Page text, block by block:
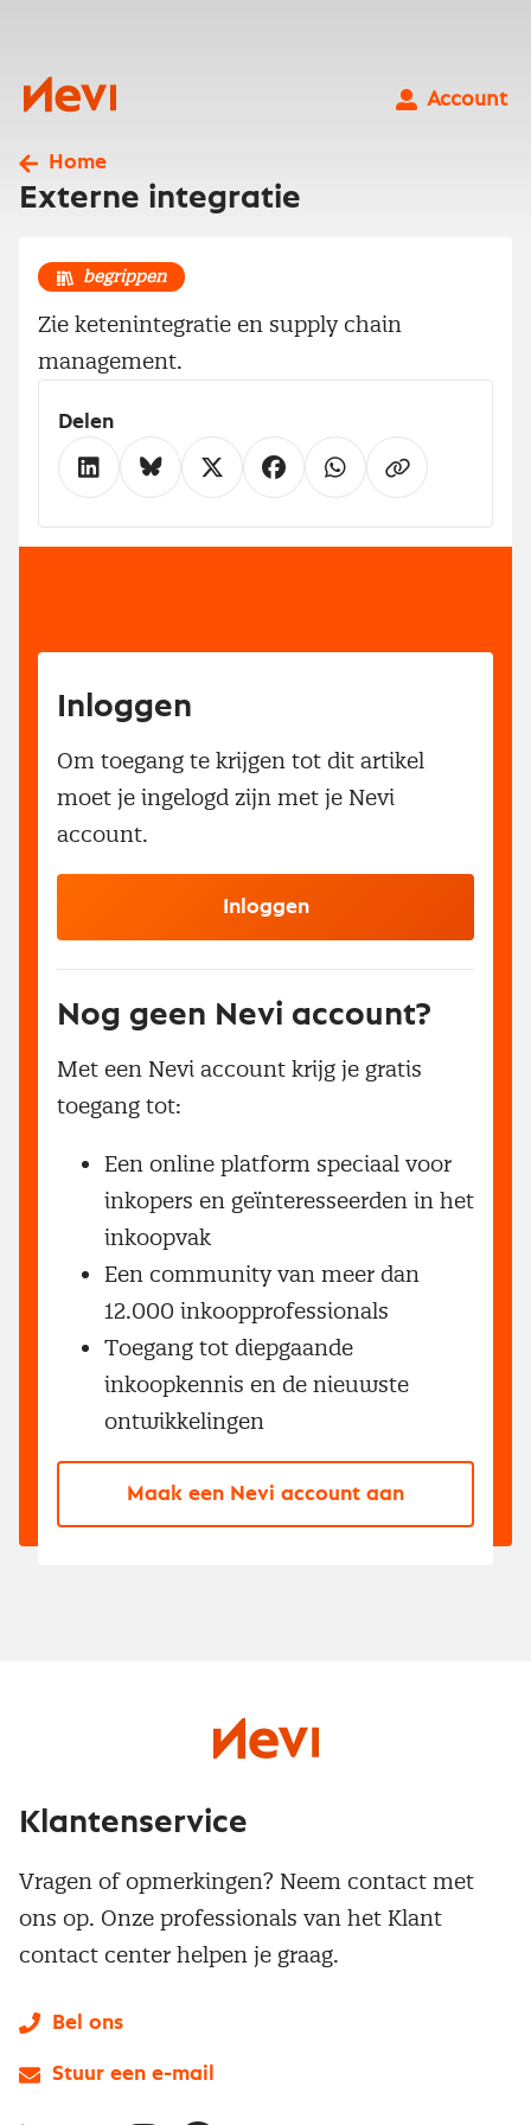
Nevi
Account
Home
Externe integratie
begrippen
Zie ketenintegratie en supply chain
management.
Delen
Inloggen
Om toegang te krijgen tot dit artikel
moet je ingelogd zijn met je Nevi
account.
Inloggen
Nog geen Nevi account?
Met een Nevi account krijg je gratis
toegang tot:
Een online platform speciaal voor
inkopers en geïnteresseerden in het
inkoopvak
Een community van meer dan
12.000 inkoopprofessionals
Toegang tot diepgaande
inkoopkennis en de nieuwste
ontwikkelingen
Maak een Nevi account aan
Klantenservice
Vragen of opmerkingen? Neem contact met
ons op. Onze professionals van het Klant
contact center helpen je graag.
Bel ons
Stuur een e-mail